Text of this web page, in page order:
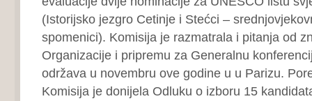
(Istorijsko jezgro Cetinje i Stećci –
spomenici). Komisija je razmatrala i pitanja od
Organizacije i pripremu za Generalnu
održava u novembru ove godine u u Parizu.
Komisija je donijela Odluku o izboru 15